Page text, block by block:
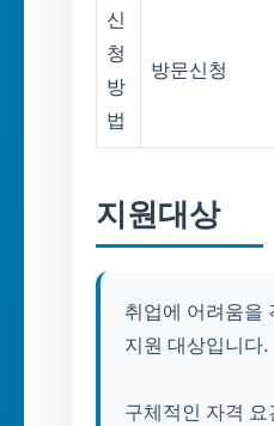
신
청
방
법
방문신청
지원대상
취업에 어려움을
지원 대상입니다.
구체적인 자격 요